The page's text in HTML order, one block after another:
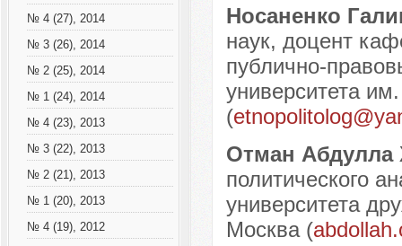
№ 4 (27), 2014
№ 3 (26), 2014
№ 2 (25), 2014
№ 1 (24), 2014
№ 4 (23), 2013
№ 3 (22), 2013
№ 2 (21), 2013
№ 1 (20), 2013
№ 4 (19), 2012
Носаненко
наук, доцент
публично-
университета
(
Отман Абдулла
политического
университета
Москва (